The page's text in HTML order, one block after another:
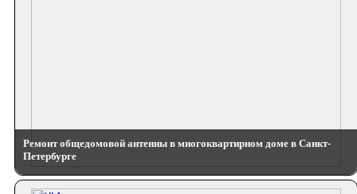
Ремонт общедомовой антенны в многоквартирном доме в Санкт-
Петербурге